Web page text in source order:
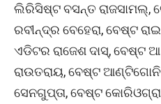
ଲିରିସିଷ୍ଟ ବସନ୍ତ ରାଜସାମଲ୍‌,
ରବୀନ୍ଦ୍ର ବେହେରା, ବେଷ୍ଟ
ଏଡିଟର ରାଜେଶ ଦାସ୍‌, ବେଷ୍ଟ
ରାଉତରାୟ, ବେଷ୍ଟ
ସେନଗୁପ୍ତା, ବେଷ୍ଟ